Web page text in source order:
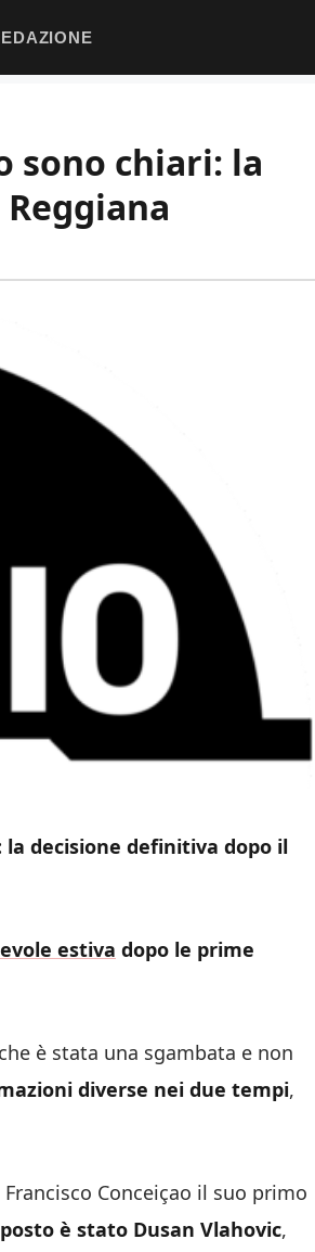
sono chiari: la
decisione definitiva dopo il
estiva dopo le prime
è stata una sgambata e non
diverse nei due tempi,
Conceiçao il suo primo
è stato Dusan Vlahovic,